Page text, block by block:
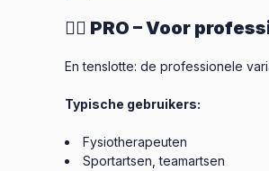
👨‍⚕️ PRO – Voor
En tenslotte: de professionele
Typische gebruikers:
Fysiotherapeuten
Sportartsen, teamartsen